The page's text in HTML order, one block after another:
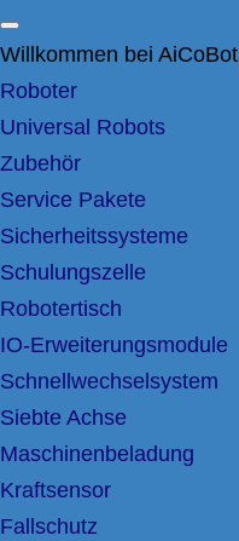
Willkommen bei AiCoBot
Roboter
Universal Robots
Zubehör
Service Pakete
Sicherheitssysteme
Schulungszelle
Robotertisch
IO-Erweiterungsmodule
Schnellwechselsystem
Siebte Achse
Maschinenbeladung
Kraftsensor
Fallschutz